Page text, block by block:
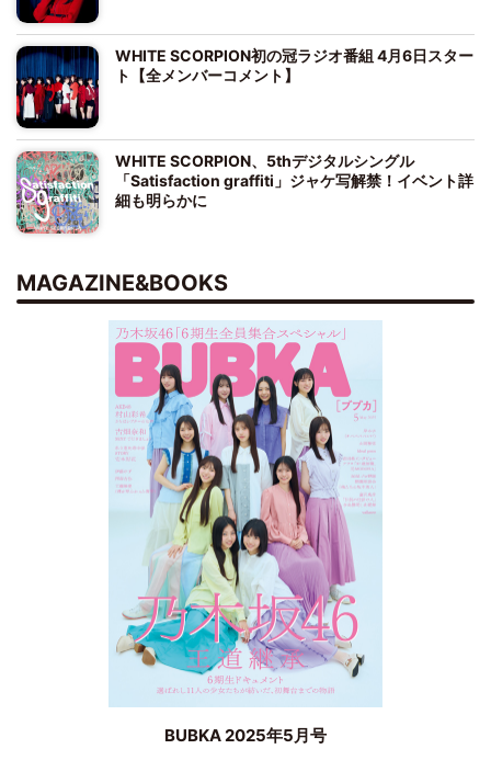
WHITE SCORPION初の冠ラジオ番組 4月6日スター
ト【全メンバーコメント】
WHITE SCORPION、5thデジタルシングル
「Satisfaction graffiti」ジャケ写解禁！イベント詳
細も明らかに
MAGAZINE&BOOKS
BUBKA 2025年5月号